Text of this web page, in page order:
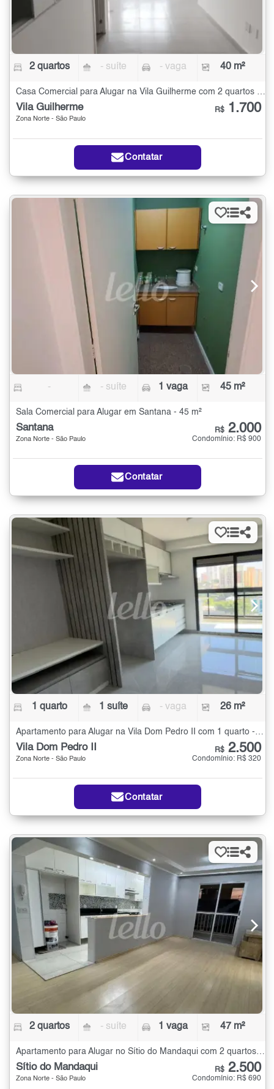
2 quartos - suíte - vaga 40 m²
Casa Comercial para Alugar na Vila Guilherme com 2 quartos - 40 m²
Vila Guilherme
Zona Norte - São Paulo
R$ 1.700
Contatar
- - suíte 1 vaga 45 m²
Sala Comercial para Alugar em Santana - 45 m²
Santana
Zona Norte - São Paulo
R$ 2.000
Condomínio: R$ 900
Contatar
1 quarto 1 suíte - vaga 26 m²
Apartamento para Alugar na Vila Dom Pedro II com 1 quarto - 26 m²
Vila Dom Pedro II
Zona Norte - São Paulo
R$ 2.500
Condomínio: R$ 320
Contatar
2 quartos - suíte 1 vaga 47 m²
Apartamento para Alugar no Sítio do Mandaqui com 2 quartos - 47 m²
Sítio do Mandaqui
Zona Norte - São Paulo
R$ 2.500
Condomínio: R$ 690